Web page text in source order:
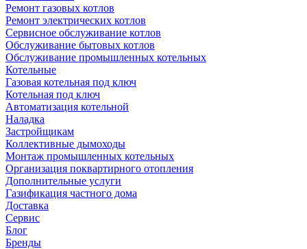
Ремонт газовых котлов
Ремонт электрических котлов
Сервисное обслуживание котлов
Обслуживание бытовых котлов
Обслуживание промышленных котельных
Котельные
Газовая котельная под ключ
Котельная под ключ
Автоматизация котельной
Наладка
Застройщикам
Коллективные дымоходы
Монтаж промышленных котельных
Организация поквартирного отопления
Дополнительные услуги
Газификация частного дома
Доставка
Сервис
Блог
Бренды